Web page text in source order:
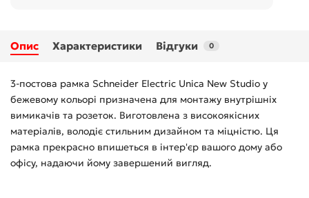
Опис Характеристики Відгуки 0
3-постова рамка Schneider Electric Unica New Studio у
бежевому кольорі призначена для монтажу внутрішніх
вимикачів та розеток. Виготовлена з високоякісних
матеріалів, володіє стильним дизайном та міцністю. Ця
рамка прекрасно впишеться в інтер'єр вашого дому або
офісу, надаючи йому завершений вигляд.